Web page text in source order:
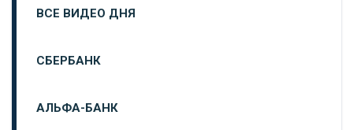
ВСЕ ВИДЕО ДНЯ
СБЕРБАНК
АЛЬФА-БАНК